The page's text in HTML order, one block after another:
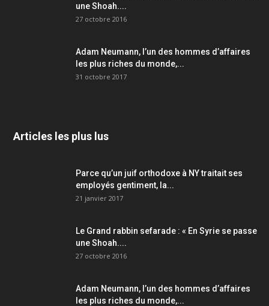
une Shoah....
27 octobre 2016
Adam Neumann, l’un des hommes d’affaires
les plus riches du monde,...
31 octobre 2017
Articles les plus lus
Parce qu’un juif orthodoxe à NY traitait ses
employés gentiment, la...
21 janvier 2017
Le Grand rabbin sefarade : « En Syrie se passe
une Shoah....
27 octobre 2016
Adam Neumann, l’un des hommes d’affaires
les plus riches du monde,...